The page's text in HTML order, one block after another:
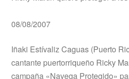
08/08/2007
Iñaki Estívaliz Caguas (Puerto
cantante puertorriqueño Ricky
campaña «Navega Protegido»